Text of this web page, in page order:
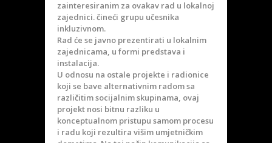
zainteresiranim za ovakav rad u lokalnoj
zajednici. čineći grupu učesnika
inkluzivnom.
Rad će se javno prezentirati u lokalnim
zajednicama, u formi predstava i
instalacija.
U odnosu na ostale projekte i radionice
koji se bave alternativnim radom sa
različitim socijalnim skupinama, ovaj
projekt nosi bitnu razliku u
konceptualnom pristupu samom procesu
i radu koji rezultira višim umjetničkim